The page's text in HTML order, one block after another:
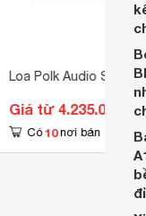
Loa Polk Audio S10
Giá từ 4.235.000 đ
Có 10 nơi bán